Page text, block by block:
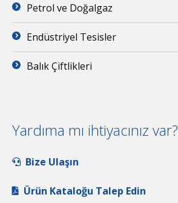
Petrol ve Doğalgaz
Endüstriyel Tesisler
Balık Çiftlikleri
Yardıma mı ihtiyacınız var?
Bize Ulaşın
Ürün Kataloğu Talep Edin